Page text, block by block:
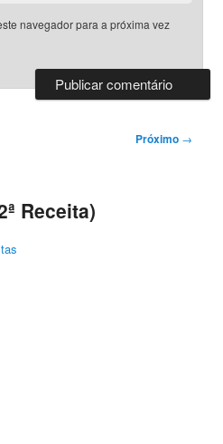
navegador para a próxima vez
Próximo →
Receita)